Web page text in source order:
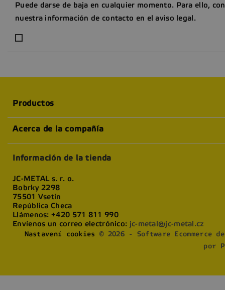
Puede darse de baja en cualquier momento. Para ello,
nuestra información de contacto en el aviso legal.
Productos
Acerca de la compañía
Información de la tienda
JC-METAL s. r. o.
Bobrky 2298
75501 Vsetín
República Checa
Llámenos:+420 571 811 990
Envíenos un correo electrónico: jc-metal@jc-metal.cz
Nastavení cookies
© 2026 - Software Ecommerce
por